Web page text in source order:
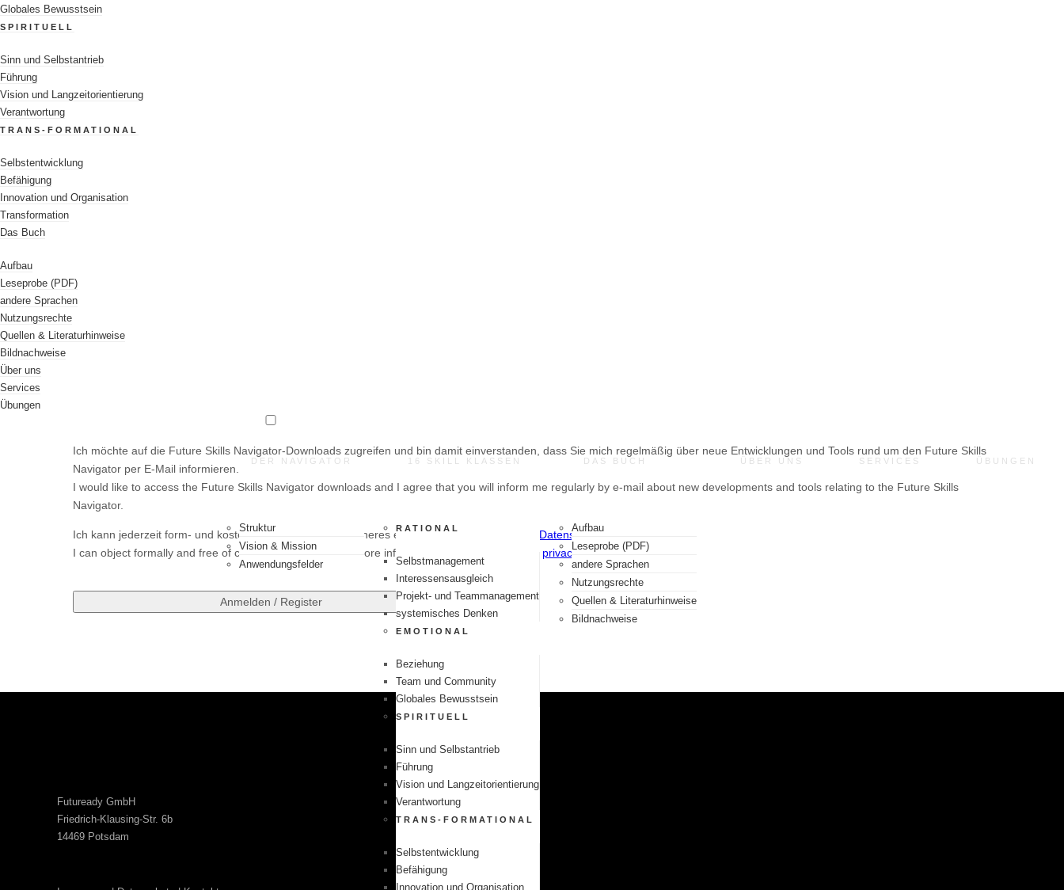
Globales Bewusstsein
SPIRITUELL
Sinn und Selbstantrieb
Führung
Vision und Langzeitorientierung
Verantwortung
TRANS-FORMATIONAL
Selbstentwicklung
Befähigung
Innovation und Organisation
Transformation
Das Buch
Aufbau
Leseprobe (PDF)
andere Sprachen
Nutzungsrechte
Quellen & Literaturhinweise
Bildnachweise
Über uns
Services
Übungen
DER NAVIGATOR
Struktur
Vision & Mission
Anwendungsfelder
16 SKILL KLASSEN
RATIONAL
Selbstmanagement
Interessensausgleich
Projekt- und Teammanagement
systemisches Denken
EMOTIONAL
Beziehung
Team und Community
Globales Bewusstsein
SPIRITUELL
Sinn und Selbstantrieb
Führung
Vision und Langzeitorientierung
Verantwortung
TRANS-FORMATIONAL
Selbstentwicklung
Befähigung
Innovation und Organisation
DAS BUCH
Aufbau
Leseprobe (PDF)
andere Sprachen
Nutzungsrechte
Quellen & Literaturhinweise
Bildnachweise
ÜBER UNS SERVICES ÜBUNGEN
IHRE KOSTENLOSEN DOWNLOADS SIND NUR NOCH DREI KLICKS ENTFERNT!
Bitte melden Sie sich einmalig an.
Geben Sie rechts Ihre Daten ein, setzen das Häkchen und klicken auf »Anmelden«.
Rufen Sie Ihre E-Mails ab. Klicken Sie auf den Bestätigungs-Link in der E-Mail, die Sie erhalten.
(Wenn Sie keine E-Mail in Ihrem Posteingang finden, prüfen Sie bitte den SPAM-Ordner. Fügen Sie uns dann am besten gleich zu den sicheren Absendern hinzu.)
Sollten Sie Ihr Gerät einmal wechseln oder Ihre Cookies löschen, können Sie sich ganz einfach mit der gleichen E-Mail-Adresse wieder anmelden.
VORNAME / FIRST NAME
Ich möchte auf die Future Skills Navigator-Downloads zugreifen und bin damit einverstanden, dass Sie mich regelmäßig über neue Entwicklungen und Tools rund um den Future Skills
Navigator per E-Mail informieren.
I would like to access the Future Skills Navigator downloads and I agree that you will inform me regularly by e-mail about new developments and tools relating to the Future Skills
Navigator.
Ich kann jederzeit form- und kostenlos widersprechen. Näheres entnehmen Sie bitte unserer Datenschutzerklärung
I can object formally and free of charge at any time. For more information, please refer to our privacy policy.
Futuready GmbH
Friedrich-Klausing-Str. 6b
14469 Potsdam